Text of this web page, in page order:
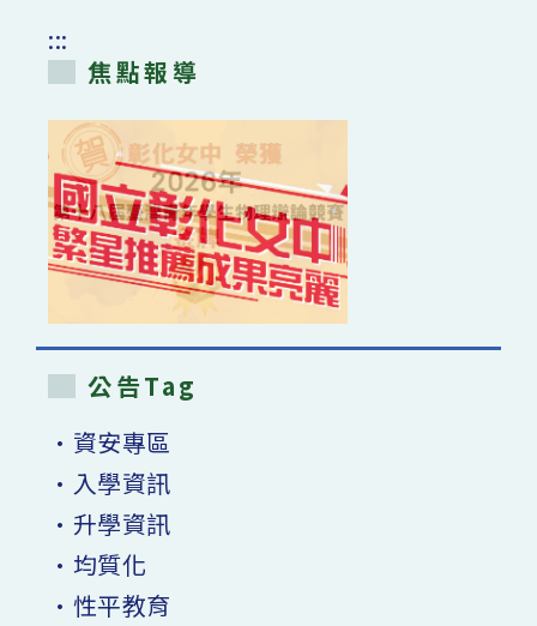
:::
焦點報導
公告Tag
•資安專區
•入學資訊
•升學資訊
•均質化
•性平教育